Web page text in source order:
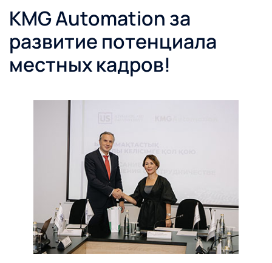
KMG Automation за
развитие потенциала
местных кадров!